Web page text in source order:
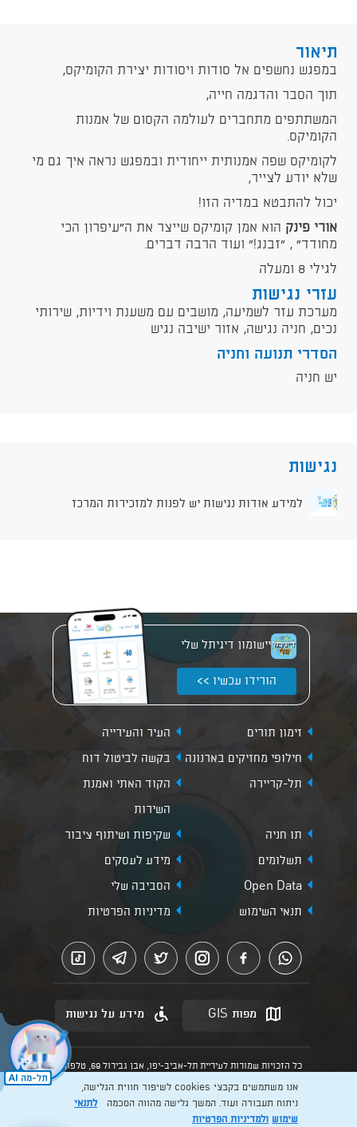
תיאור
במפגש נחשפים אל סודות ויסודות יצירת הקומיקס,
תוך הסבר והדגמה חייה,
המשתתפים מתחברים לעולמה הקסום של אמנות
הקומיקס.
לקומיקס שפה אמנותית ייחודית ובמפגש נראה איך גם מי
שלא יודע לצייר,
יכול להתבטא במדיה הזו!
אורי פינק הוא אמן קומיקס שייצר את ה״עיפרון הכי
מחודד״ , "זבנג!" ועוד הרבה דברים.
לגילי 8 ומעלה
עזרי נגישות
מערכת עזר לשמיעה, מושבים עם משענת וידיות, שירותי
נכים, חניה נגישה, אזור ישיבה נגיש
הסדרי תנועה וחניה
יש חניה
נגישות
למידע אודות נגישות יש לפנות למזכירות המרכז
יישומון דיגיתל שלי
הורידו עכשיו >>
זימון תורים
העיר והעירייה
חילופי מחזיקים בארנונה
בקשה לביטול דוח
תל-קריירה
הקוד האתי ואמנת
השירות
תו חניה
שקיפות ושיתוף ציבור
תשלומים
מידע לעסקים
Open Data
הסביבה שלי
תנאי השימוש
מדיניות הפרטיות
מפות GIS מידע על נגישות
כל הזכויות שמורות לעיריית תל-אביב-יפו, אבן גבירול 69, טלפון:
הנוסח המחייב הוא זה הקבוע בהוראות הדין הרלוונטיות כפי שתהיינה
בתוקף מעת לעת
Created by: Layer. Digital studio
אנו משתמשים בקבצי cookies לשיפור חווית הגלישה,
ניתוח תעבורה ועוד. המשך גלישה מהווה הסכמהלתנאי
שימוש ולמדיניות הפרטיות